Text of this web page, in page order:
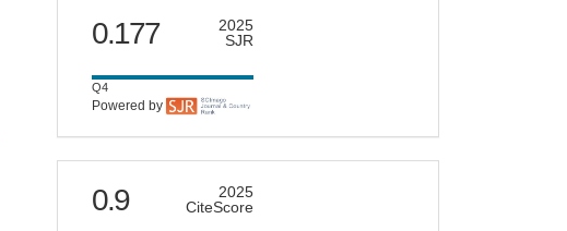
scimago
0.177
2025
SJR
Q4
Powered by
citescore
0.9
2025
CiteScore